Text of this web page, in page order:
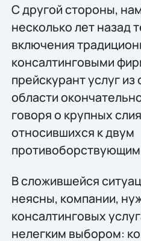
С другой стороны,
несколько лет назад
включения
консалтинговыми
прейскурант услуг
области
говоря о крупных
относившихся к двум
В сложившейся
неясны, компании,
консалтинговых
нелегким выбором: